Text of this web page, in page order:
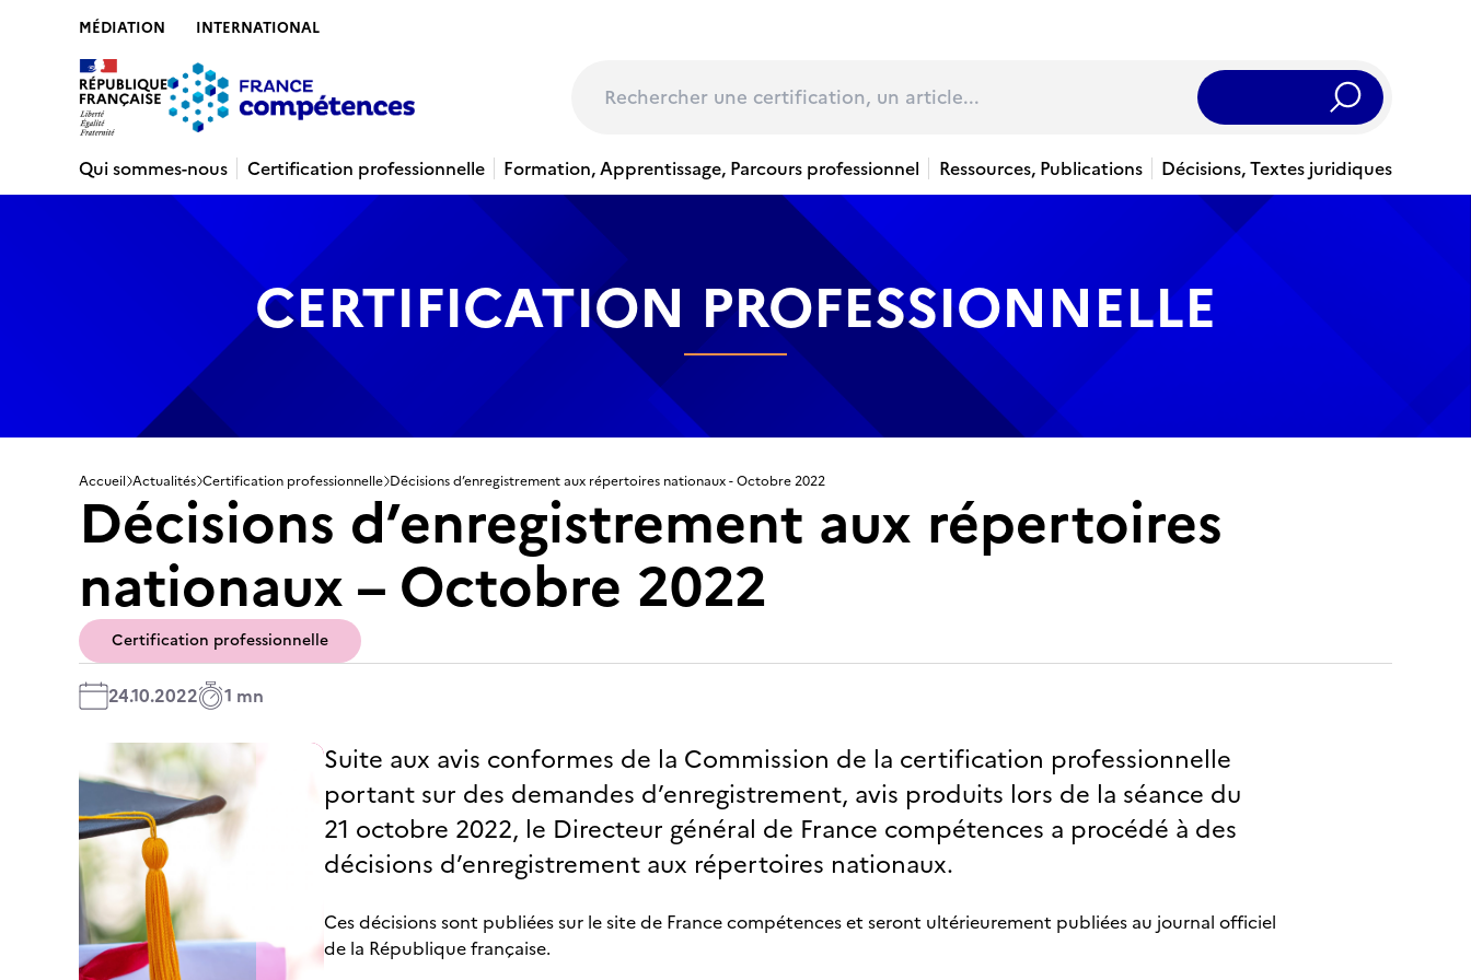
MÉDIATION INTERNATIONAL
Rechercher
Qui sommes-nous
Certification professionnelle Formation, Apprentissage, Parcours professionnel Ressources, Publications Décisions, Textes juridiques
CERTIFICATION PROFESSIONNELLE
Accueil Actualités Certification professionnelle Décisions d’enregistrement aux répertoires nationaux - Octobre 2022
Décisions d’enregistrement aux répertoires
nationaux – Octobre 2022
Certification professionnelle
24.10.2022 1 mn
Suite aux avis conformes de la Commission de la certification professionnelle
portant sur des demandes d’enregistrement, avis produits lors de la séance du
21 octobre 2022, le Directeur général de France compétences a procédé à des
décisions d’enregistrement aux répertoires nationaux.
Ces décisions sont publiées sur le site de France compétences et seront ultérieurement publiées au journal officiel
de la République française.